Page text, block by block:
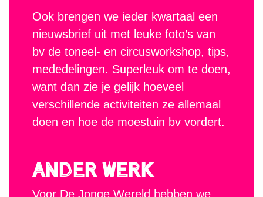
Ook brengen we ieder kwartaal een
nieuwsbrief uit met leuke foto’s van
bv de toneel- en circusworkshop, tips,
mededelingen. Superleuk om te doen,
want dan zie je gelijk hoeveel
verschillende activiteiten ze allemaal
doen en hoe de moestuin bv vordert.
Ander werk
Voor De Jonge Wereld hebben we